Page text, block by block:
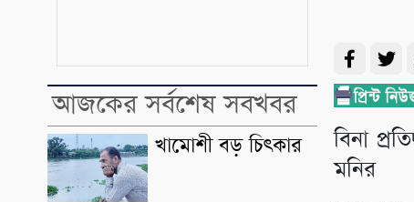
আজকের সর্বশেষ সবখবর
খামোশী বড় চিৎকার
বিনা
মনির